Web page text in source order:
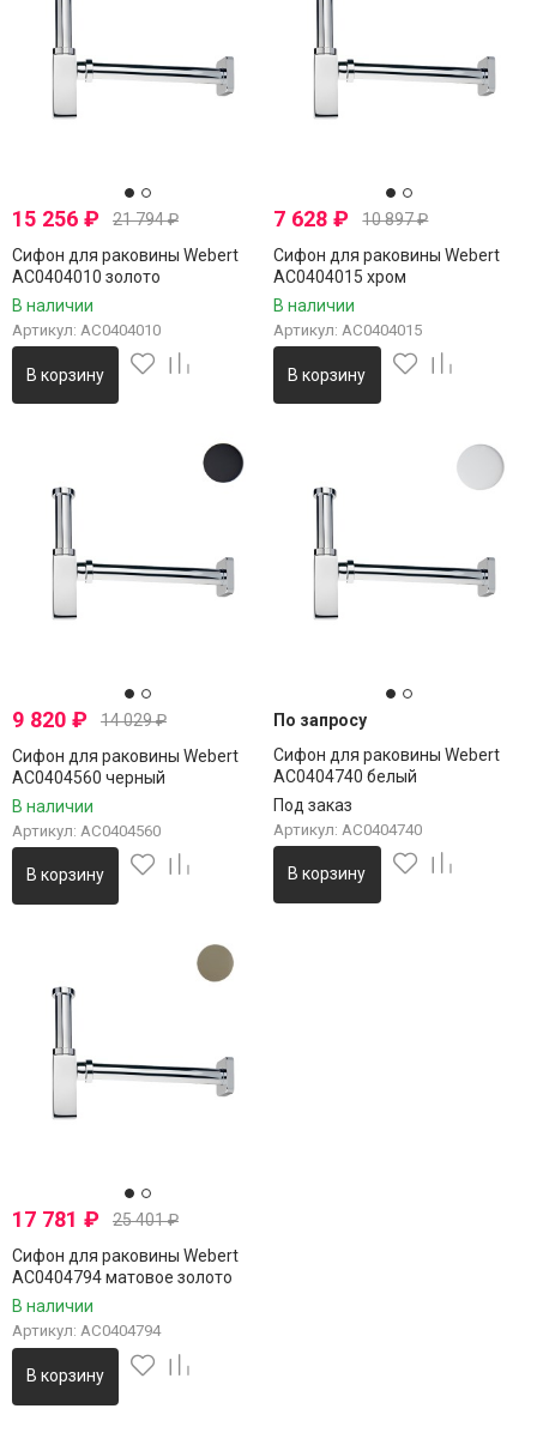
15 256 ₽ 21 794₽
Сифон для раковины Webert
AC0404010 золото
В наличии
Артикул: AC0404010
В корзину
7 628₽ 10 897₽
Сифон для раковины Webert
AC0404015 хром
В наличии
Артикул: AC0404015
В корзину
9 820 ₽ 14 029₽
Сифон для раковины Webert
AC0404560 черный
В наличии
Артикул: AC0404560
В корзину
По запросу
Сифон для раковины Webert
AC0404740 белый
Под заказ
Артикул: AC0404740
В корзину
17 781 ₽ 25 401₽
Сифон для раковины Webert
AC0404794 матовое золото
В наличии
Артикул: AC0404794
В корзину